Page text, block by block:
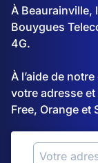
À Beaurainville,
Bouygues
4G.
À l’aide de
votre adresse
Free, Orange et